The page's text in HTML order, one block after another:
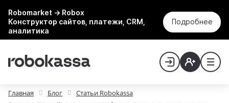
Robomarket → Robox
Конструктор сайтов, платежи, CRM,
аналитика
Подробнее
Главная Блог
Статьи Robokassa